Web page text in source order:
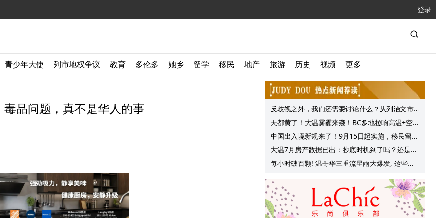
登录
青少年大使 列市地权争议 教育 多伦多 她乡 留学 移民 地产 旅游 历史 视频 更多
品问题，真不是华人的事
反歧视之外，我们还需要讨论什么？从列治文市
议会一项动议谈起
天都黄了！大温雾霾来袭！BC多地拉响高温+空气
质量预警 最高可达35°C！
中国出入境新规来了！9月15日起实施，移民留学
中介迎来最强监管！
大温7月房产数据已出：抄底时机到了吗？还是再
等等？他们这么建议的
每小时破百颗! 温哥华三重流星雨大爆发, 这些最